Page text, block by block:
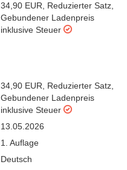
34,90 EUR
Reduzierter Satz
Gebundener Ladenpreis
inklusive Steuer
34,90 EUR Reduzierter Satz
Gebundener Ladenpreis
inklusive Steuer
13.05.2026
1. Auflage
Deutsch